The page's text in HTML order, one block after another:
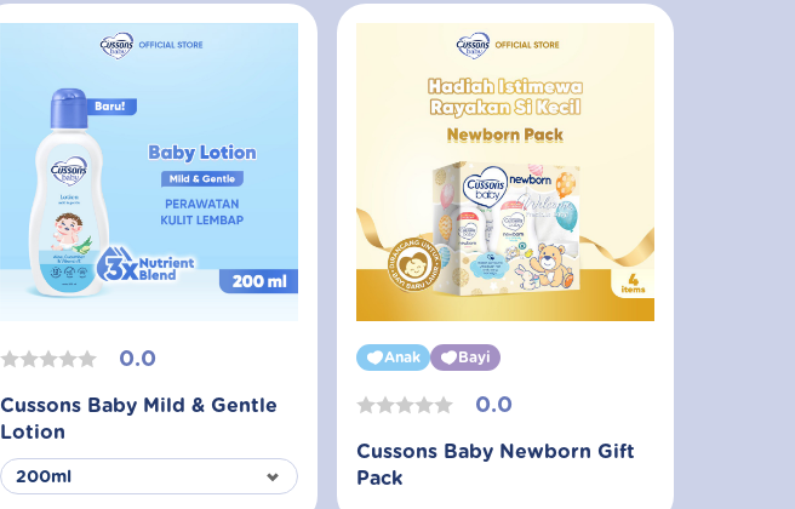
0.0
Cussons Baby Mild & Gentle
Lotion
Anak Bayi
0.0
Cussons Baby Newborn Gift
Pack